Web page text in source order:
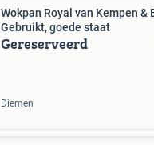
Wokpan Royal van Kempen &
Gebruikt, goede staat
Gereserveerd
Diemen